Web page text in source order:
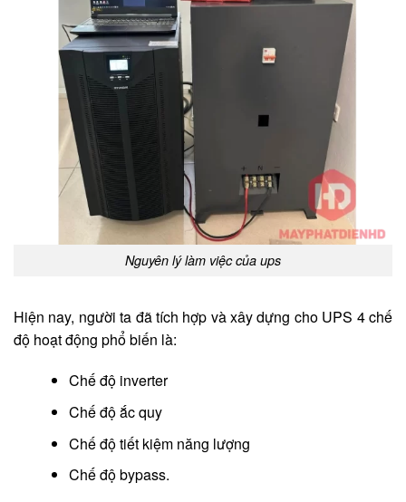
Nguyên lý làm việc của ups
Hiện nay, người ta đã tích hợp và xây dựng cho UPS 4 chế
độ hoạt động phổ biến là:
Chế độ inverter
Chế độ ắc quy
Chế độ tiết kiệm năng lượng
Chế độ bypass.